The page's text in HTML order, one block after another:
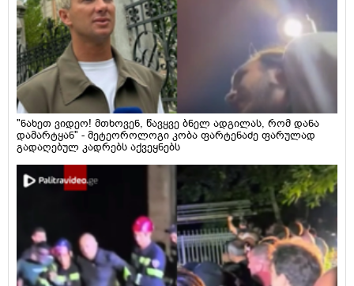
"ნახეთ ვიდეო! მთხოვენ, წავყვე ბნელ ადგილას, რომ დანა
დამარტყან" - მეტეოროლოგი კობა ფარტენაძე ფარულად
გადაღებულ კადრებს აქვეყნებს